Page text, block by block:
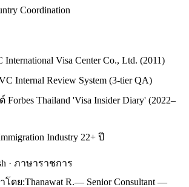
Coordination
Visa Center Co., Ltd. (2011)
Internal Review System (3-tier QA)
Thailand 'Visa Insider Diary' (2022–
Industry 22+ ปี
· ภาษาราชการ
โดย:Thanawat R.— Senior Consultant —